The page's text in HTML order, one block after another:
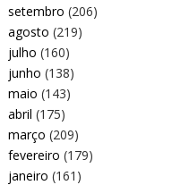
setembro (206)
agosto (219)
julho (160)
junho (138)
maio (143)
abril (175)
março (209)
fevereiro (179)
janeiro (161)